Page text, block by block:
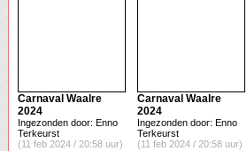
Carnaval Waalre
2024
Ingezonden door: Enno
Terkeurst
(11 feb 2024 / 20:58 uur)
Carnaval Waalre
2024
Ingezonden door: Enno
Terkeurst
(11 feb 2024 / 20:58 uur)